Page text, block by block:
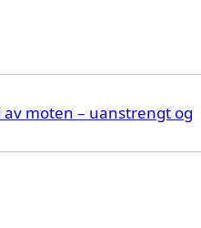
moten – uanstrengt og